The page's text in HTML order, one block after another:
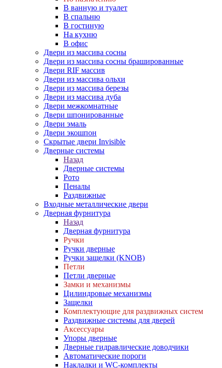
В ванную и туалет
В спальню
В гостиную
На кухню
В офис
Двери из массива сосны
Двери из массива сосны брашированные
Двери RIF массив
Двери из массива ольхи
Двери из массива березы
Двери из массива дуба
Двери межкомнатные
Двери шпонированные
Двери эмаль
Двери экошпон
Скрытые двери Invisible
Дверные системы
Назад
Дверные системы
Рото
Пеналы
Раздвижные
Входные металлические двери
Дверная фурнитура
Назад
Дверная фурнитура
Ручки
Ручки дверные
Ручки защелки (KNOB)
Петли
Петли дверные
Замки и механизмы
Цилиндровые механизмы
Защелки
Комплектующие для раздвижных систем
Раздвижные системы для дверей
Аксессуары
Упоры дверные
Дверные гидравлические доводчики
Автоматические пороги
Накладки и WC-комплекты